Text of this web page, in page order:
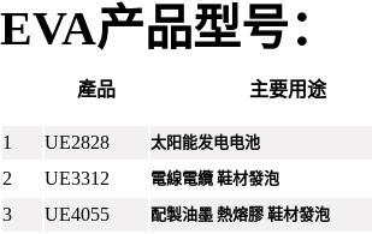
EVA产品型号：
產品 主要用途
1
UE2828 太阳能发电电池
2
UE3312 電線電纜 鞋材發泡
3
UE4055 配製油墨 熱熔膠 鞋材發泡